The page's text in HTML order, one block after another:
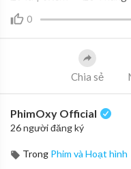
0
Chia sẻ
PhimOxy Official
26 người đăng ký
Trong Phim và Hoạt hình